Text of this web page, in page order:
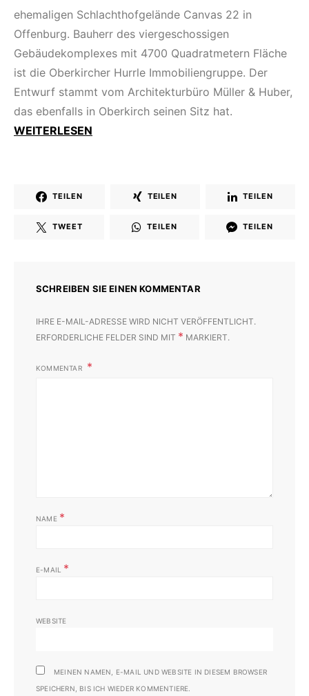
ehemaligen Schlachthofgelände Canvas 22 in
Offenburg. Bauherr des viergeschossigen
Gebäudekomplexes mit 4700 Quadratmetern Fläche
ist die Oberkircher Hurrle Immobiliengruppe. Der
Entwurf stammt vom Architekturbüro Müller & Huber,
das ebenfalls in Oberkirch seinen Sitz hat.
WEITERLESEN
TEILEN TEILEN TEILEN
TWEET TEILEN TEILEN
SCHREIBEN SIE EINEN KOMMENTAR
IHRE E-MAIL-ADRESSE WIRD NICHT VERÖFFENTLICHT.
ERFORDERLICHE FELDER SIND MIT * MARKIERT.
KOMMENTAR
NAME *
E-MAIL *
WEBSITE
MEINEN NAMEN, E-MAIL UND WEBSITE IN DIESEM BROWSER
SPEICHERN, BIS ICH WIEDER KOMMENTIERE.